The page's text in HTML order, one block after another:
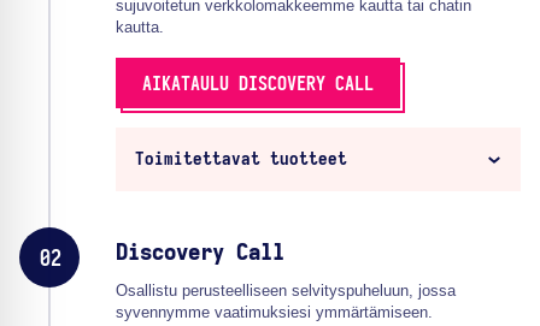
sujuvoitetun verkkolomakkeemme kautta tai chatin
kautta.
AIKATAULU DISCOVERY CALL
Toimitettavat tuotteet
02 Discovery Call
Osallistu perusteelliseen selvityspuheluun, jossa
syvennymme vaatimuksiesi ymmärtämiseen.